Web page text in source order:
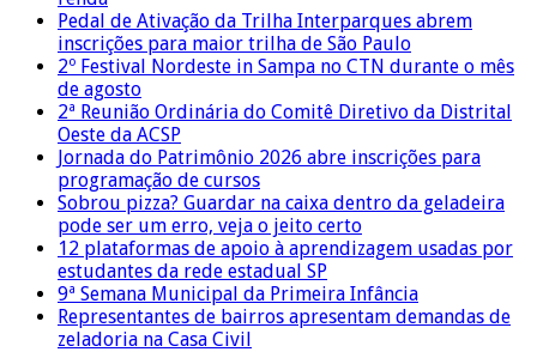
Pedal de Ativação da Trilha Interparques abrem
inscrições para maior trilha de São Paulo
2º Festival Nordeste in Sampa no CTN durante o mês
de agosto
2ª Reunião Ordinária do Comitê Diretivo da Distrital
Oeste da ACSP
Jornada do Patrimônio 2026 abre inscrições para
programação de cursos
Sobrou pizza? Guardar na caixa dentro da geladeira
pode ser um erro, veja o jeito certo
12 plataformas de apoio à aprendizagem usadas por
estudantes da rede estadual SP
9ª Semana Municipal da Primeira Infância
Representantes de bairros apresentam demandas de
zeladoria na Casa Civil